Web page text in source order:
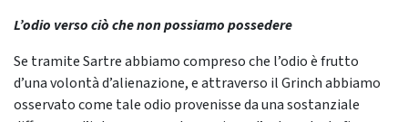
L’odio verso ciò che non possiamo possedere
Se tramite Sartre abbiamo compreso che l’odio è frutto
d’una volontà d’alienazione, e attraverso il Grinch abbiamo
osservato come tale odio provenisse da una sostanziale